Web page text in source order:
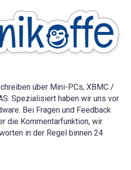
über Mini-PCs, XBMC /
Spezialisiert haben wir uns vor
Bei Fragen und Feedback
die Kommentarfunktion, wir
in der Regel binnen 24